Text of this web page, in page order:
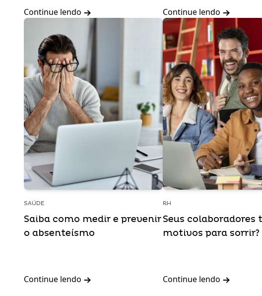
Continue lendo Continue lendo
SAÚDE
Saiba como medir e prevenir
o absenteísmo
Continue lendo
RH
Seus colaboradores
motivos para sorrir?
Continue lendo